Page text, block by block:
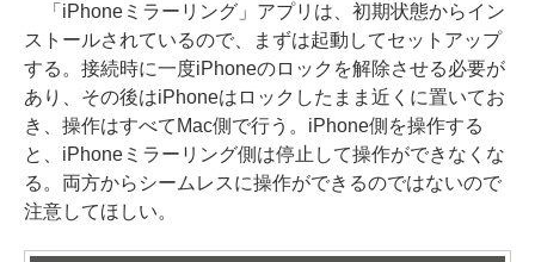
「iPhoneミラーリング」アプリは、初期状態からイン
ストールされているので、まずは起動してセットアップ
する。接続時に一度iPhoneのロックを解除させる必要が
あり、その後はiPhoneはロックしたまま近くに置いてお
き、操作はすべてMac側で行う。iPhone側を操作する
と、iPhoneミラーリング側は停止して操作ができなくな
る。両方からシームレスに操作ができるのではないので
注意してほしい。